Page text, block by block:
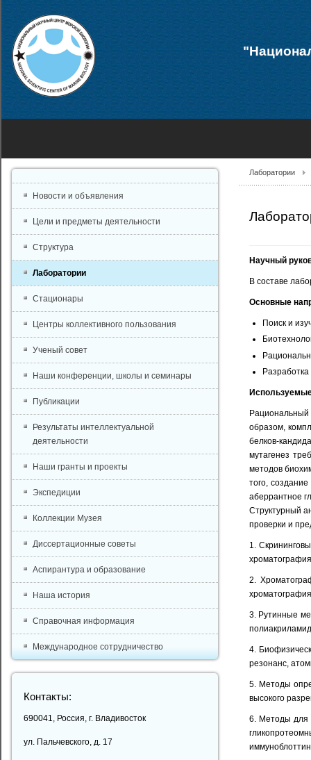
Лаборатории
Научный
В составе
Основные
Поиск и
Рациональный
образом,
белков-
мутагенез
методов
того,
аберрантное
Структурный
проверки и
1.
2.
3. Рутинные
4.
резонанс,
5. Методы
высокого
6. Методы для
Новости и объявления
Цели и предметы деятельности
Структура
Лаборатории
Стационары
Центры коллективного пользования
Ученый совет
Наши конференции, школы и семинары
Публикации
Результаты интеллектуальной
деятельности
Наши гранты и проекты
Экспедиции
Коллекции Музея
Диссертационные советы
Аспирантура и образование
Наша история
Справочная информация
Международное сотрудничество
Контакты:
690041, Россия, г. Владивосток
ул. Пальчевского, д. 17